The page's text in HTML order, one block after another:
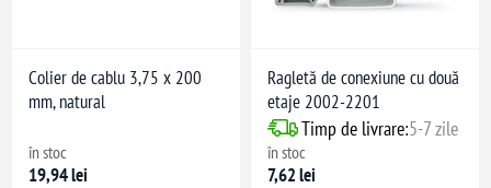
Colier de cablu 3,75 x 200
mm, natural
în stoc
19,94 lei
Ragletă de conexiune cu două
etaje 2002-2201
Timp de livrare:5-7 zile
în stoc
7,62 lei